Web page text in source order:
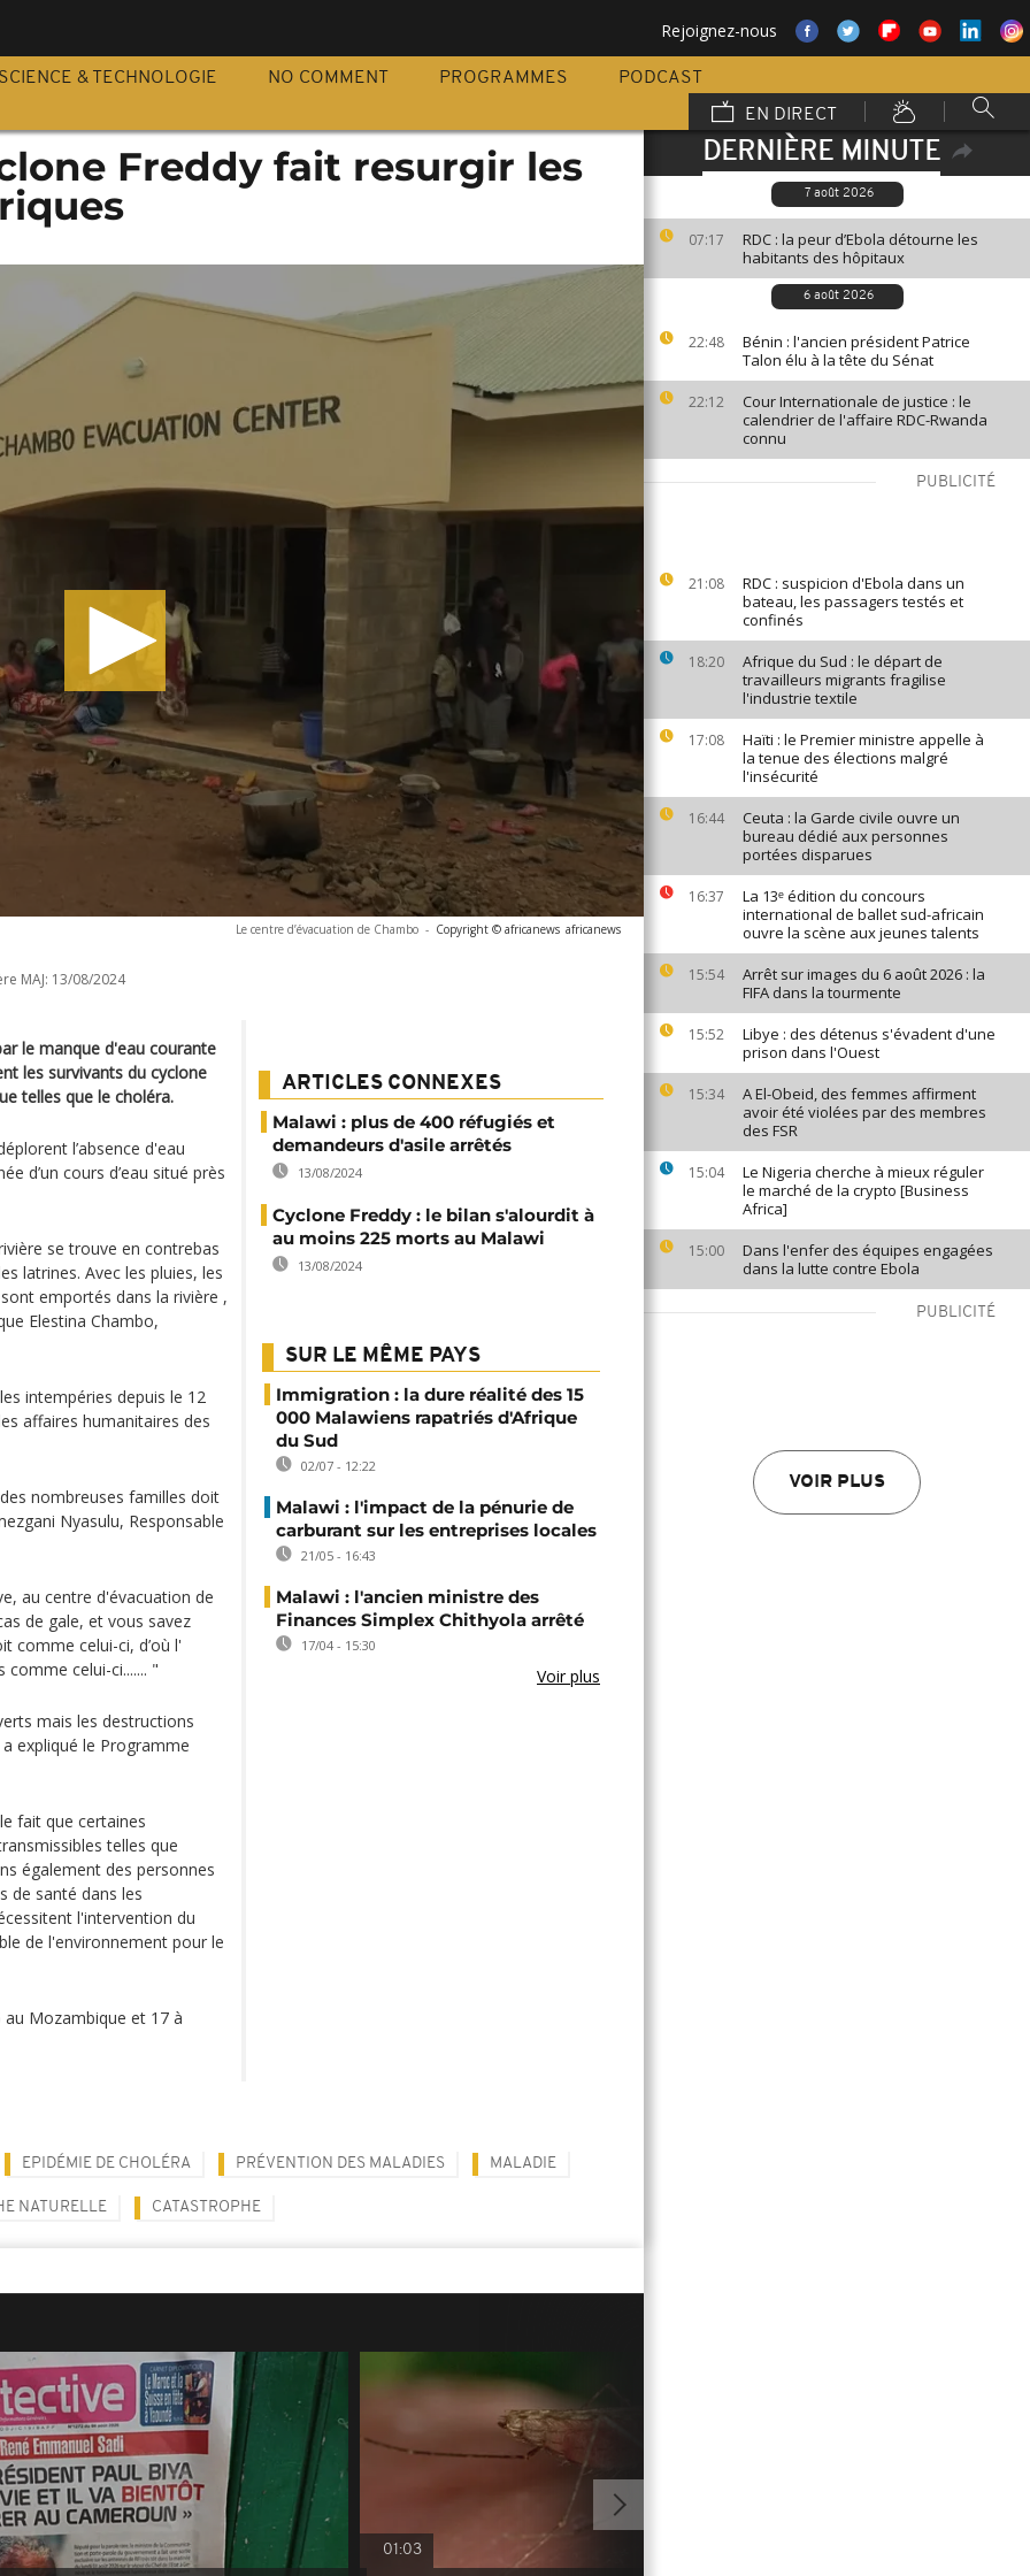
Rejoignez-nous
SCIENCE & TECHNOLOGIE NO COMMENT PROGRAMMES
PODCAST
EN DIRECT
DERNIÈRE MINUTE
7 août 2026
07:17
RDC : la peur d’Ebola détourne les
habitants des hôpitaux
6 août 2026
22:48
Bénin : l'ancien président Patrice
Talon élu à la tête du Sénat
22:12
Cour Internationale de justice : le
calendrier de l'affaire RDC-Rwanda
connu
PUBLICITÉ
21:08
RDC : suspicion d'Ebola dans un
bateau, les passagers testés et
confinés
18:20
Afrique du Sud : le départ de
travailleurs migrants fragilise
l'industrie textile
17:08
Haïti : le Premier ministre appelle à
la tenue des élections malgré
l'insécurité
16:44
Ceuta : la Garde civile ouvre un
bureau dédié aux personnes
portées disparues
16:37
La 13ᵉ édition du concours
international de ballet sud-africain
ouvre la scène aux jeunes talents
15:54
Arrêt sur images du 6 août 2026 : la
FIFA dans la tourmente
15:52
Libye : des détenus s'évadent d'une
prison dans l'Ouest
15:34
A El-Obeid, des femmes affirment
avoir été violées par des membres
des FSR
15:04
Le Nigeria cherche à mieux réguler
le marché de la crypto [Business
Africa]
15:00
Dans l'enfer des équipes engagées
dans la lutte contre Ebola
PUBLICITÉ
VOIR PLUS
Freddy fait resurgir les
Le centre d’évacuation de Chambo - Copyright © africanews africanews
MAJ: 13/08/2024
le manque d'eau courante
les survivants du cyclone
telles que le choléra.
l’absence d'eau
d’un cours d’eau situé près
se trouve en contrebas
latrines. Avec les pluies, les
emportés dans la rivière ,
Elestina Chambo,
intempéries depuis le 12
affaires humanitaires des
nombreuses familles doit
Nyasulu, Responsable
au centre d'évacuation de
de gale, et vous savez
comme celui-ci, d’où l'
celui-ci....... "
mais les destructions
expliqué le Programme
fait que certaines
telles que
également des personnes
de santé dans les
l'intervention du
de l'environnement pour le
Mozambique et 17 à
ARTICLES CONNEXES
Malawi : plus de 400 réfugiés et
demandeurs d'asile arrêtés
13/08/2024
Cyclone Freddy : le bilan s'alourdit à
au moins 225 morts au Malawi
13/08/2024
SUR LE MÊME PAYS
Immigration : la dure réalité des 15
000 Malawiens rapatriés d'Afrique
du Sud
02/07 - 12:22
Malawi : l'impact de la pénurie de
carburant sur les entreprises locales
21/05 - 16:43
Malawi : l'ancien ministre des
Finances Simplex Chithyola arrêté
17/04 - 15:30
Voir plus
EPIDÉMIE DE CHOLÉRA PRÉVENTION DES MALADIES MALADIE
NATURELLE CATASTROPHE
01:03